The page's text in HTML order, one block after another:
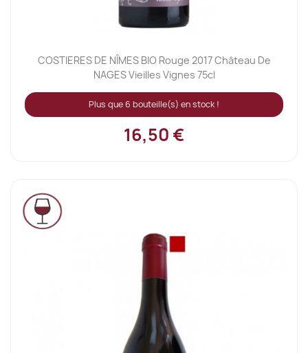
COSTIERES DE NÎMES BIO Rouge 2017 Château De
NAGES Vieilles Vignes 75cl
Plus que 6 bouteille(s) en stock !
16,50 €